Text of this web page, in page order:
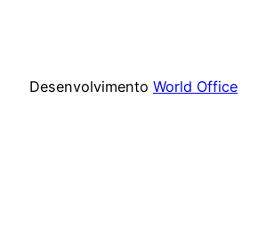
Desenvolvimento World Office